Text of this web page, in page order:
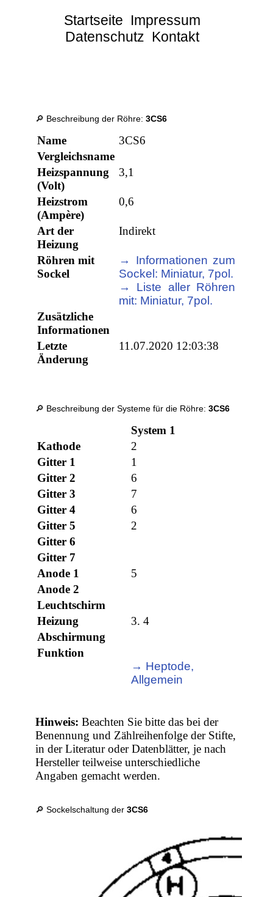
Startseite Impressum
Datenschutz Kontakt
🔎 Beschreibung der Röhre:3CS6
Name
3CS6
Vergleichsname
Heizspannung
(Volt)
3,1
Heizstrom
(Ampère)
0,6
Art der
Heizung
Indirekt
Röhren mit
Sockel
→ Informationen zum
Sockel: Miniatur, 7pol.
→ Liste aller Röhren
mit: Miniatur, 7pol.
Zusätzliche
Informationen
Letzte
Änderung
11.07.2020 12:03:38
🔎 Beschreibung der Systeme für die Röhre:3CS6
System 1
Kathode
2
Gitter 1
1
Gitter 2
6
Gitter 3
7
Gitter 4
6
Gitter 5
2
Gitter 6
Gitter 7
Anode 1
5
Anode 2
Leuchtschirm
Heizung
3. 4
Abschirmung
Funktion
→ Heptode,
Allgemein
Hinweis: Beachten Sie bitte das bei der
Benennung und Zählreihenfolge der Stifte,
in der Literatur oder Datenblätter, je nach
Hersteller teilweise unterschiedliche
Angaben gemacht werden.
🔎 Sockelschaltung der3CS6